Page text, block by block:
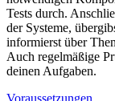
Tests durch.
der Systeme,
informierst über
Auch regelmäßige
deinen Aufgaben.
Voraussetzungen